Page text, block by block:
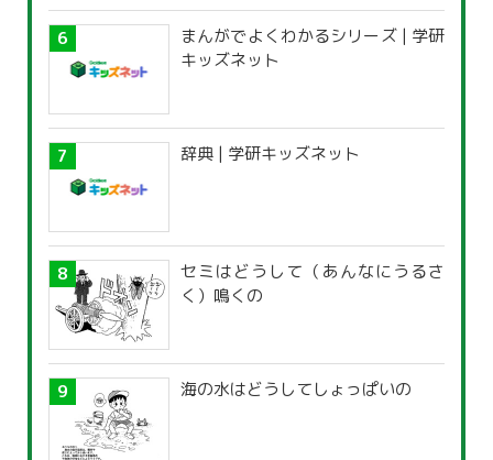
まんがでよくわかるシリーズ | 学研
キッズネット
辞典 | 学研キッズネット
セミはどうして（あんなにうるさ
く）鳴くの
海の水はどうしてしょっぱいの